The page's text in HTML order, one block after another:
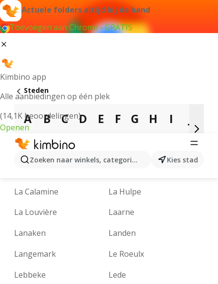
Actuele folders altijd bij de hand
Toevoegen aan Chrome - GRATIS
Kimbino app
Alle aanbiedingen op één plek
(14,1K beoordelingen)
Openen
Zoeken naar winkels, categorieën, producten...
Kies stad
Steden
A B C D E F G H I
N
O P W
La Calamine
La Hulpe
La Louvière
Laarne
Lanaken
Landen
Langemark
Le Roeulx
Lebbeke
Lede